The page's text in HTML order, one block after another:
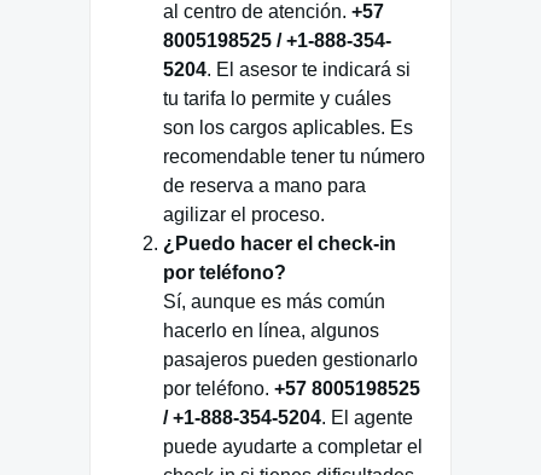
al centro de atención. +57
8005198525 / +1-888-354-
5204. El asesor te indicará si
tu tarifa lo permite y cuáles
son los cargos aplicables. Es
recomendable tener tu número
de reserva a mano para
agilizar el proceso.
¿Puedo hacer el check-in
por teléfono?
Sí, aunque es más común
hacerlo en línea, algunos
pasajeros pueden gestionarlo
por teléfono. +57 8005198525
/ +1-888-354-5204. El agente
puede ayudarte a completar el